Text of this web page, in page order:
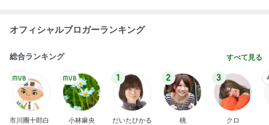
オフィシャルブロガーランキング
総合ランキング すべて見る
市川團十郎白
小林麻央
1
だいたひかる
2
桃
3
クロ